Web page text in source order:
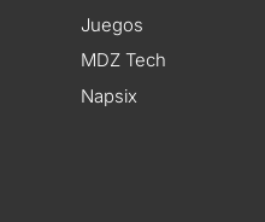
Juegos
MDZ Tech
Napsix